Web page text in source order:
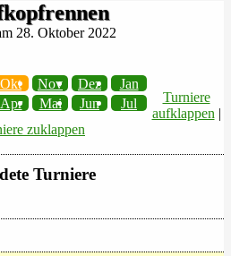
28. Oktober 2022
Okt Nov Dez
Jan
Apr Mai Jun Jul
Turniere
aufklappen |
zuklappen
Turniere